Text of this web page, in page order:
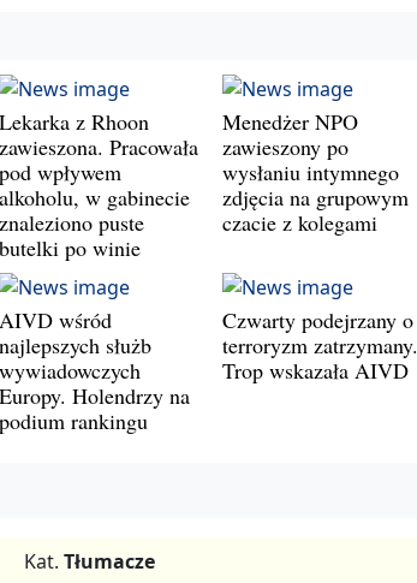
Lekarka z Rhoon
zawieszona. Pracowała
pod wpływem
alkoholu, w gabinecie
znaleziono puste
butelki po winie
Menedżer NPO
zawieszony po
wysłaniu intymnego
zdjęcia na grupowym
czacie z kolegami
AIVD wśród
najlepszych służb
wywiadowczych
Europy. Holendrzy na
podium rankingu
Czwarty podejrzany o
terroryzm zatrzymany.
Trop wskazała AIVD
Kat. Tłumacze